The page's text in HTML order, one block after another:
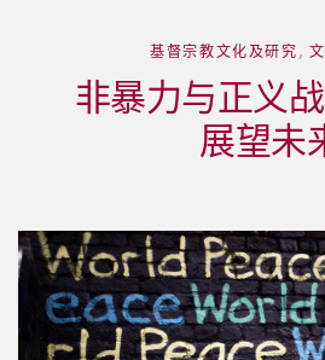
基督宗教文化及研究 ,
非暴力与正义战
展望未